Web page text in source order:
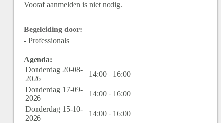
Vooraf aanmelden is niet nodig.
Begeleiding door:
- Professionals
Agenda:
Donderdag 20-08-
2026
14:00
16:00
Donderdag 17-09-
2026
14:00
16:00
Donderdag 15-10-
2026
14:00 16:00